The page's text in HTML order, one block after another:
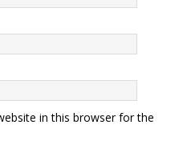
in this browser for the